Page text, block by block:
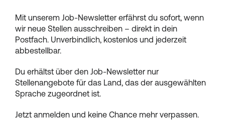
Mit unserem Job-Newsletter erfährst du sofort, wenn
wir neue Stellen ausschreiben – direkt in dein
Postfach. Unverbindlich, kostenlos und jederzeit
abbestellbar.
Du erhältst über den Job-Newsletter nur
Stellenangebote für das Land, das der ausgewählten
Sprache zugeordnet ist.
Jetzt anmelden und keine Chance mehr verpassen.